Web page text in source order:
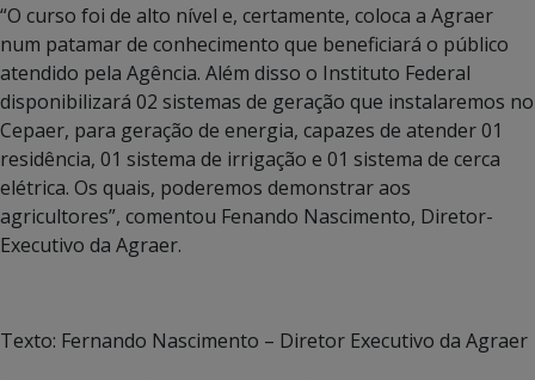
“O curso foi de alto nível e, certamente, coloca a Agraer
num patamar de conhecimento que beneficiará o público
atendido pela Agência. Além disso o Instituto Federal
disponibilizará 02 sistemas de geração que instalaremos no
Cepaer, para geração de energia, capazes de atender 01
residência, 01 sistema de irrigação e 01 sistema de cerca
elétrica. Os quais, poderemos demonstrar aos
agricultores”, comentou Fenando Nascimento, Diretor-
Executivo da Agraer.
Texto: Fernando Nascimento – Diretor Executivo da Agraer